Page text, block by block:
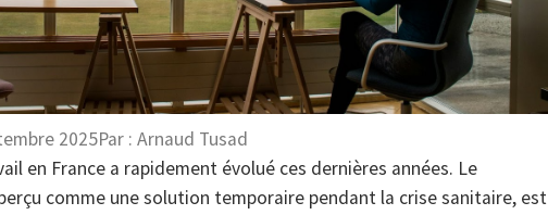
2025Par : Arnaud Tusad
en France a rapidement évolué ces dernières années. Le
comme une solution temporaire pendant la crise sanitaire, est